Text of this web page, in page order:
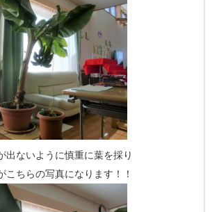
出ないように慎重に葉を採り
こちらの写真になります！！